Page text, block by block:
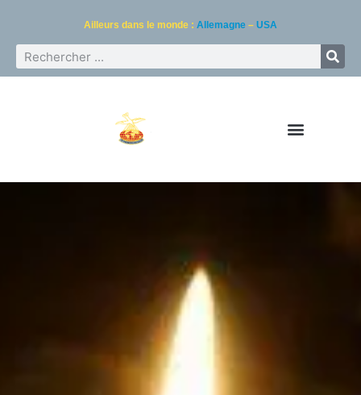
Ailleurs dans le monde : Allemagne – USA